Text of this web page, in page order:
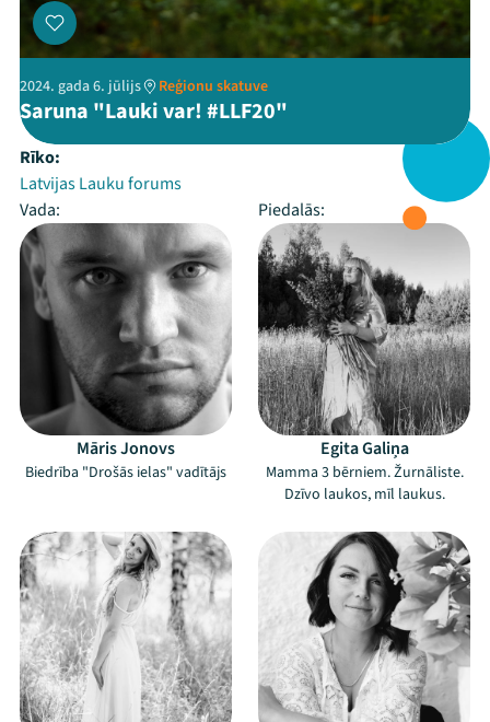
2024. gada 6. jūlijs Reģionu skatuve
Saruna "Lauki var! #LLF20"
Rīko:
Latvijas Lauku forums
Vada:
Piedalās:
Māris Jonovs
Biedrība "Drošās ielas" vadītājs
Egita Galiņa
Mamma 3 bērniem. Žurnāliste.
Dzīvo laukos, mīl laukus.